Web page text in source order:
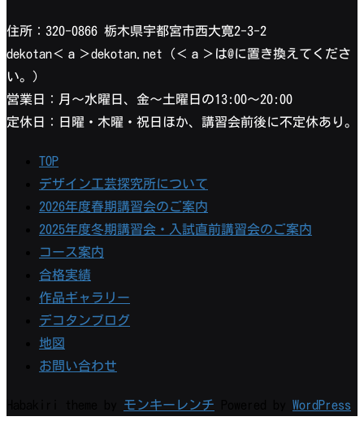
住所：320-0866 栃木県宇都宮市西大寛2-3-2
dekotan＜ａ＞dekotan.net（＜ａ＞は@に置き換えてくださ
い。）
営業日：月〜水曜日、金〜土曜日の13:00〜20:00
定休日：日曜・木曜・祝日ほか、講習会前後に不定休あり。
TOP
デザイン工芸探究所について
2026年度春期講習会のご案内
2025年度冬期講習会・入試直前講習会のご案内
コース案内
合格実績
作品ギャラリー
デコタンブログ
地図
お問い合わせ
モンキーレンチ WordPress